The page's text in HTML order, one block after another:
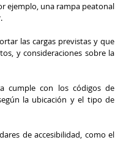
ejemplo, una rampa peatonal
las cargas previstas y que
y consideraciones sobre la
cumple con los códigos de
la ubicación y el tipo de
de accesibilidad, como el